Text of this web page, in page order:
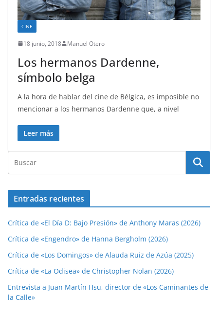
CINE
18 junio, 2018 Manuel Otero
Los hermanos Dardenne,
símbolo belga
A la hora de hablar del cine de Bélgica, es imposible no
mencionar a los hermanos Dardenne que, a nivel
Leer más
Entradas recientes
Crítica de «El Día D: Bajo Presión» de Anthony Maras (2026)
Crítica de «Engendro» de Hanna Bergholm (2026)
Crítica de «Los Domingos» de Alauda Ruiz de Azúa (2025)
Crítica de «La Odisea» de Christopher Nolan (2026)
Entrevista a Juan Martín Hsu, director de «Los Caminantes de
la Calle»